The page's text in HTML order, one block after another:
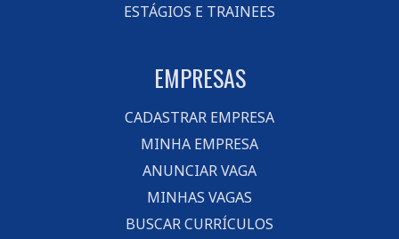
ESTÁGIOS E TRAINEES
EMPRESAS
CADASTRAR EMPRESA
MINHA EMPRESA
ANUNCIAR VAGA
MINHAS VAGAS
BUSCAR CURRÍCULOS